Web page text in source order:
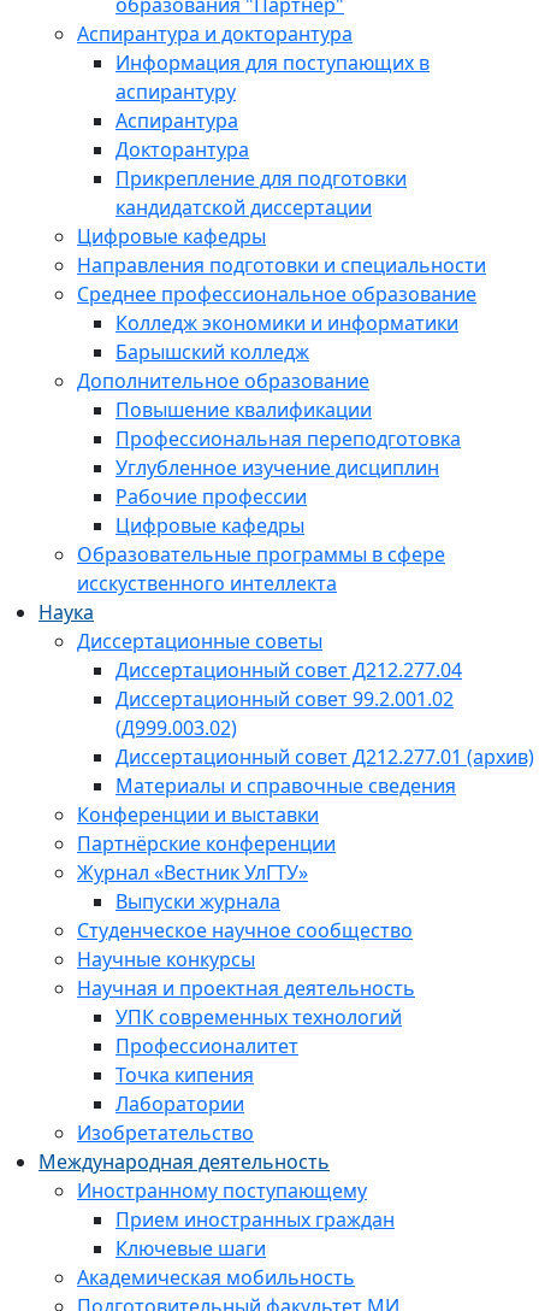
Аспирантура и докторантура
Информация для поступающих в
аспирантуру
Аспирантура
Докторантура
Прикрепление для подготовки
кандидатской диссертации
Цифровые кафедры
Направления подготовки и специальности
Среднее профессиональное образование
Колледж экономики и информатики
Барышский колледж
Дополнительное образование
Повышение квалификации
Профессиональная переподготовка
Углубленное изучение дисциплин
Рабочие профессии
Цифровые кафедры
Образовательные программы в сфере
исскуственного интеллекта
Наука
Диссертационные советы
Диссертационный совет Д212.277.04
Диссертационный совет 99.2.001.02
(Д999.003.02)
Диссертационный совет Д212.277.01 (архив)
Материалы и справочные сведения
Конференции и выставки
Партнёрские конференции
Журнал «Вестник УлГТУ»
Выпуски журнала
Студенческое научное сообщество
Научные конкурсы
Научная и проектная деятельность
УПК современных технологий
Профессионалитет
Точка кипения
Лаборатории
Изобретательство
Международная деятельность
Иностранному поступающему
Прием иностранных граждан
Ключевые шаги
Академическая мобильность